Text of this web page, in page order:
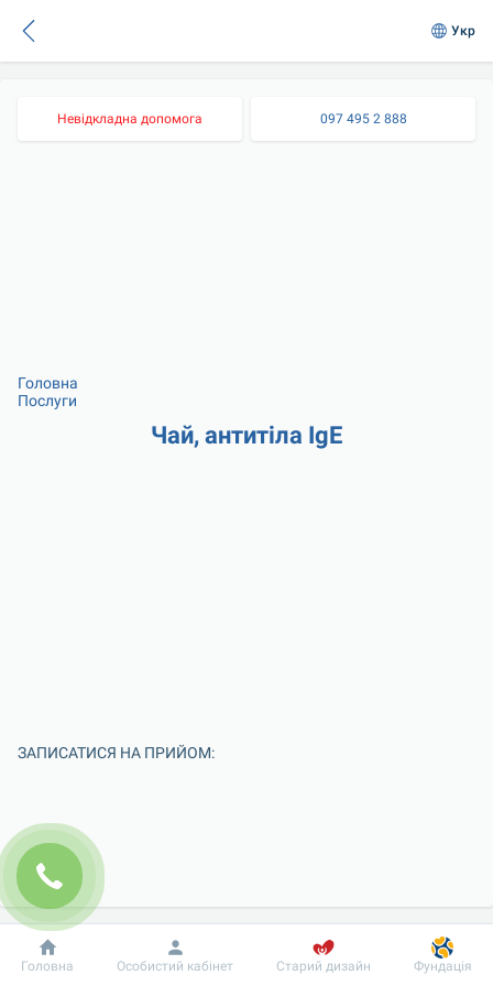
Укр
Невідкладна допомога 097 495 2 888
Головна
Послуги
Чай, антитіла IgE
ЗАПИСАТИСЯ НА ПРИЙОМ:
Добробут Інформація Пацієнту
Головна Особистий кабінет Старий дизайн Фундація